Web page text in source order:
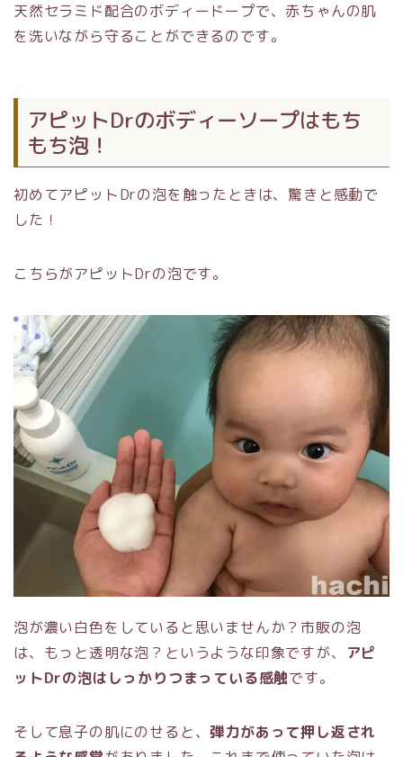
天然セラミド配合のボディードープで、赤ちゃんの肌
を洗いながら守ることができるのです。
アピットDrのボディーソープはもち
もち泡！
初めてアピットDrの泡を触ったときは、驚きと感動で
した！
こちらがアピットDrの泡です。
泡が濃い白色をしていると思いませんか？市販の泡
は、もっと透明な泡？というような印象ですが、
アピ
ットDrの泡はしっかりつまっている感触です。
そして息子の肌にのせると、弾力があって押し返され